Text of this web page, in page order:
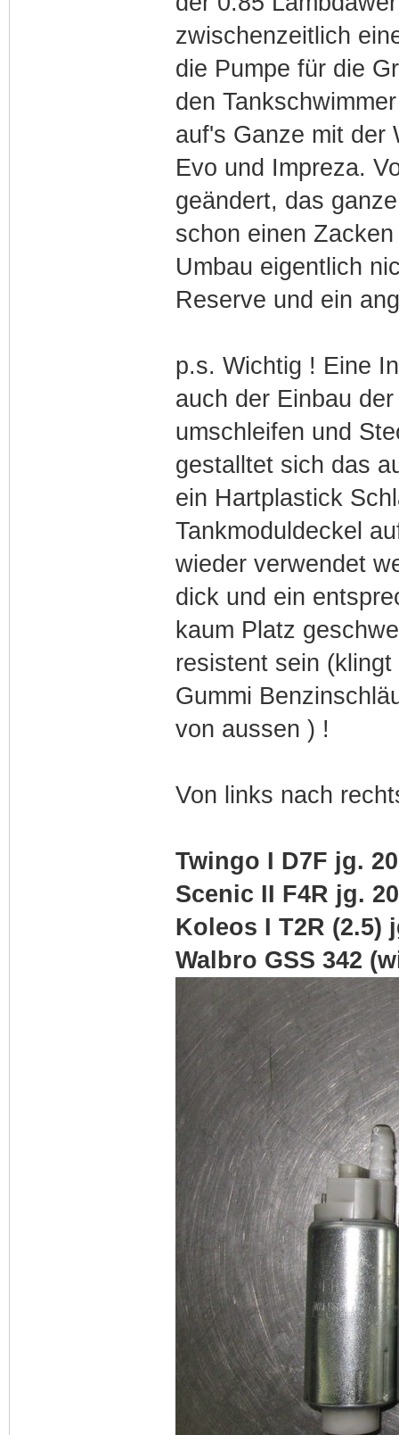
zwischenzeitlich
die Pumpe für die
den
auf's Ganze mit der
Evo und Impreza.
geändert, das
schon einen
Umbau eigentlich
Reserve und ein
p.s. Wichtig ! Eine
auch der Einbau
umschleifen und
gestalltet sich das
ein Hartplastick
Tankmoduldeckel
wieder verwendet
dick und ein
kaum Platz
resistent sein
Gummi
von aussen ) !
Von links nach
Twingo I D7F jg.
Scenic II F4R jg.
Koleos I T2R (2.5)
Walbro GSS 342